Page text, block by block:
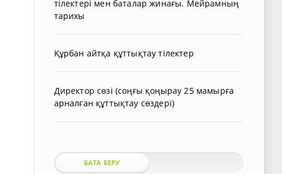
тілектері мен баталар жинағы. Мейрамның
тарихы
Құрбан айтқа құттықтау тілектер
Директор сөзі (соңғы қоңырау 25 мамырға
арналған құттықтау сөздері)
БАТА БЕРУ